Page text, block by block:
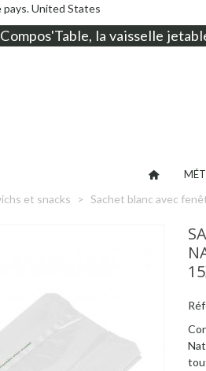
pays.United States
Compos'Table, la vaisselle
et snacks > Sachet blanc avec